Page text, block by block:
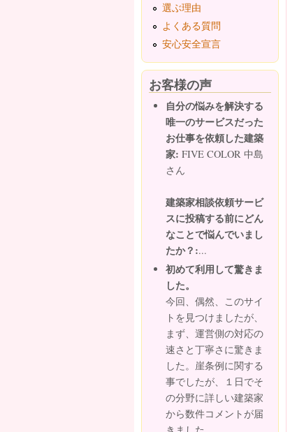
選ぶ理由
よくある質問
安心安全宣言
お客様の声
自分の悩みを解決する
唯一のサービスだった
お仕事を依頼した建築
家: FIVE COLOR 中島
さん
建築家相談依頼サービ
スに投稿する前にどん
なことで悩んでいまし
たか？:...
初めて利用して驚きま
した。
今回、偶然、このサイ
トを見つけましたが、
まず、運営側の対応の
速さと丁寧さに驚きま
した。崖条例に関する
事でしたが、１日でそ
の分野に詳しい建築家
から数件コメントが届